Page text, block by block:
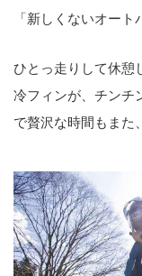
「新しくないオート
ひとっ走りして休憩
冷フィンが、チンチ
で贅沢な時間もまた